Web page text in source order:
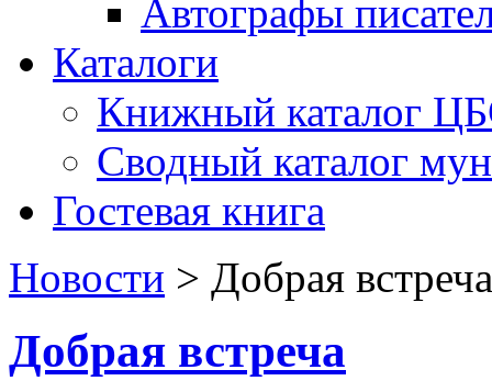
Автографы
Каталоги
Книжный каталог
Сводный каталог
Гостевая книга
Новости > Добрая встреча
Добрая встреча